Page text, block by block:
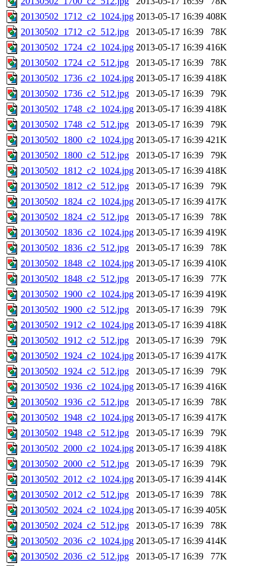
20130502_1712_c2_1024.jpg 2013-05-17 16:39 408K
20130502_1712_c2_512.jpg
2013-05-17 16:39
78K
20130502_1724_c2_1024.jpg 2013-05-17 16:39 416K
20130502_1724_c2_512.jpg
2013-05-17 16:39
78K
20130502_1736_c2_1024.jpg 2013-05-17 16:39 418K
20130502_1736_c2_512.jpg
2013-05-17 16:39
79K
20130502_1748_c2_1024.jpg 2013-05-17 16:39 418K
20130502_1748_c2_512.jpg
2013-05-17 16:39
79K
20130502_1800_c2_1024.jpg 2013-05-17 16:39 421K
20130502_1800_c2_512.jpg
2013-05-17 16:39
79K
20130502_1812_c2_1024.jpg 2013-05-17 16:39 418K
20130502_1812_c2_512.jpg
2013-05-17 16:39
79K
20130502_1824_c2_1024.jpg 2013-05-17 16:39 417K
20130502_1824_c2_512.jpg
2013-05-17 16:39
78K
20130502_1836_c2_1024.jpg 2013-05-17 16:39 419K
20130502_1836_c2_512.jpg
2013-05-17 16:39
78K
20130502_1848_c2_1024.jpg 2013-05-17 16:39 410K
20130502_1848_c2_512.jpg
2013-05-17 16:39
77K
20130502_1900_c2_1024.jpg 2013-05-17 16:39 419K
20130502_1900_c2_512.jpg
2013-05-17 16:39
79K
20130502_1912_c2_1024.jpg 2013-05-17 16:39 418K
20130502_1912_c2_512.jpg
2013-05-17 16:39
79K
20130502_1924_c2_1024.jpg 2013-05-17 16:39 417K
20130502_1924_c2_512.jpg
2013-05-17 16:39
79K
20130502_1936_c2_1024.jpg 2013-05-17 16:39 416K
20130502_1936_c2_512.jpg
2013-05-17 16:39
78K
20130502_1948_c2_1024.jpg 2013-05-17 16:39 417K
20130502_1948_c2_512.jpg
2013-05-17 16:39
79K
20130502_2000_c2_1024.jpg 2013-05-17 16:39 418K
20130502_2000_c2_512.jpg
2013-05-17 16:39
79K
20130502_2012_c2_1024.jpg 2013-05-17 16:39 414K
20130502_2012_c2_512.jpg
2013-05-17 16:39
78K
20130502_2024_c2_1024.jpg 2013-05-17 16:39 405K
20130502_2024_c2_512.jpg
2013-05-17 16:39
78K
20130502_2036_c2_1024.jpg 2013-05-17 16:39 414K
20130502_2036_c2_512.jpg
2013-05-17 16:39
77K